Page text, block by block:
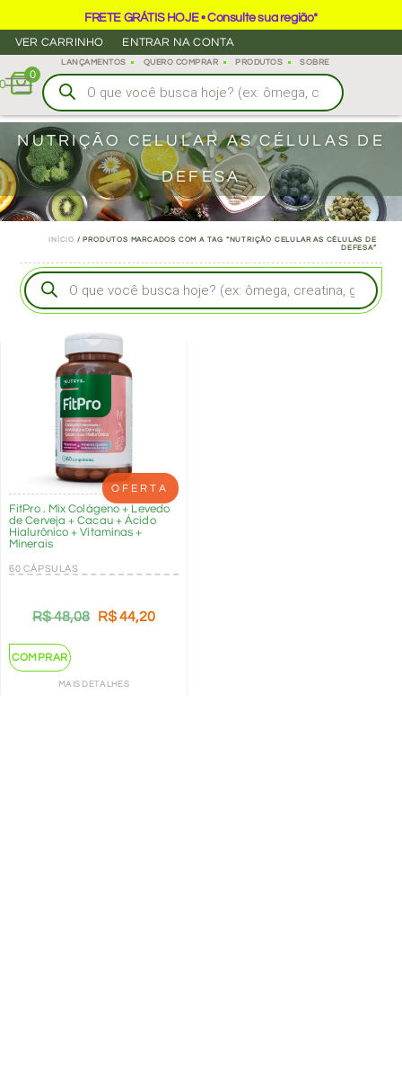
FRETE GRÁTIS HOJE • Consulte sua região*
VER CARRINHO
ENTRAR NA CONTA
LANÇAMENTOS QUERO COMPRAR PRODUTOS SOBRE
0
NUTRIÇÃO CELULAR AS CÉLULAS DE
DEFESA
INÍCIO / PRODUTOS MARCADOS COM A TAG “NUTRIÇÃO CELULAR AS CÉLULAS DE
DEFESA”
OFERTA
FitPro . Mix Colágeno + Levedo
de Cerveja + Cacau + Ácido
Hialurônico + Vitaminas +
Minerais
60 CÁPSULAS
R$48,08 R$44,20
COMPRAR
MAIS DETALHES